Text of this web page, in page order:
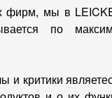
фирм, мы в
по
и критики